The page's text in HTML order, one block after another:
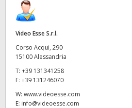
Video Esse S.r.l.
Corso Acqui, 290
15100 Alessandria
T: +39 131341258
F: +39 131246070
W: www.videoesse.com
E: info@videoesse.com